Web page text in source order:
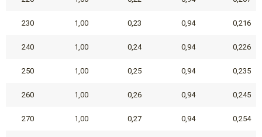
230 1,00 0,23 0,94 0,216
240 1,00 0,24 0,94 0,226
250 1,00 0,25 0,94 0,235
260 1,00 0,26 0,94 0,245
270 1,00 0,27 0,94 0,254